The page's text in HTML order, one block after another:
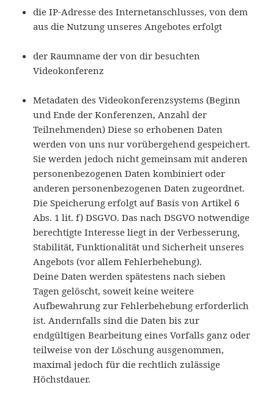
die IP-Adresse des Internetanschlusses, von dem
aus die Nutzung unseres Angebotes erfolgt
der Raumname der von dir besuchten
Videokonferenz
Metadaten des Videokonferenzsystems (Beginn
und Ende der Konferenzen, Anzahl der
Teilnehmenden) Diese so erhobenen Daten
werden von uns nur vorübergehend gespeichert.
Sie werden jedoch nicht gemeinsam mit anderen
personenbezogenen Daten kombiniert oder
anderen personenbezogenen Daten zugeordnet.
Die Speicherung erfolgt auf Basis von Artikel 6
Abs. 1 lit. f) DSGVO. Das nach DSGVO notwendige
berechtigte Interesse liegt in der Verbesserung,
Stabilität, Funktionalität und Sicherheit unseres
Angebots (vor allem Fehlerbehebung).
Deine Daten werden spätestens nach sieben
Tagen gelöscht, soweit keine weitere
Aufbewahrung zur Fehlerbehebung erforderlich
ist. Andernfalls sind die Daten bis zur
endgültigen Bearbeitung eines Vorfalls ganz oder
teilweise von der Löschung ausgenommen,
maximal jedoch für die rechtlich zulässige
Höchstdauer.